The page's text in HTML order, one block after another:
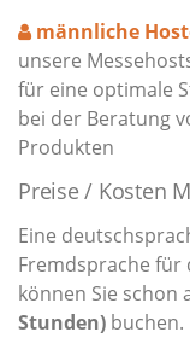
männliche
unsere
für eine optimale
bei der Beratung
Produkten
Preise / Kosten
Eine
Fremdsprache für
können Sie schon
Stunden) buchen.